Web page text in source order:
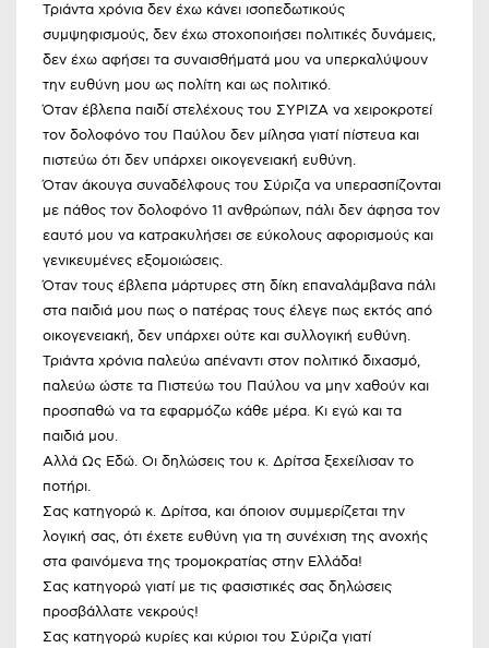
Τριάντα χρόνια δεν έχω κάνει ισοπεδωτικούς
συμψηφισμούς, δεν έχω στοχοποιήσει πολιτικές δυνάμεις,
δεν έχω αφήσει τα συναισθήματά μου να υπερκαλύψουν
την ευθύνη μου ως πολίτη και ως πολιτικό.
Όταν έβλεπα παιδί στελέχους του ΣΥΡΙΖΑ να χειροκροτεί
τον δολοφόνο του Παύλου δεν μίλησα γιατί πίστευα και
πιστεύω ότι δεν υπάρχει οικογενειακή ευθύνη.
Όταν άκουγα συναδέλφους του Σύριζα να υπερασπίζονται
με πάθος τον δολοφόνο 11 ανθρώπων, πάλι δεν άφησα τον
εαυτό μου να κατρακυλήσει σε εύκολους αφορισμούς και
γενικευμένες εξομοιώσεις.
Όταν τους έβλεπα μάρτυρες στη δίκη επαναλάμβανα πάλι
στα παιδιά μου πως ο πατέρας τους έλεγε πως εκτός από
οικογενειακή, δεν υπάρχει ούτε και συλλογική ευθύνη.
Τριάντα χρόνια παλεύω απέναντι στον πολιτικό διχασμό,
παλεύω ώστε τα Πιστεύω του Παύλου να μην χαθούν και
προσπαθώ να τα εφαρμόζω κάθε μέρα. Κι εγώ και τα
παιδιά μου.
Αλλά Ως Εδώ. Οι δηλώσεις του κ. Δρίτσα ξεχείλισαν το
ποτήρι.
Σας κατηγορώ κ. Δρίτσα, και όποιον συμμερίζεται την
λογική σας, ότι έχετε ευθύνη για τη συνέχιση της ανοχής
στα φαινόμενα της τρομοκρατίας στην Ελλάδα!
Σας κατηγορώ γιατί με τις φασιστικές σας δηλώσεις
προσβάλλατε νεκρούς!
Σας κατηγορώ κυρίες και κύριοι του Σύριζα γιατί